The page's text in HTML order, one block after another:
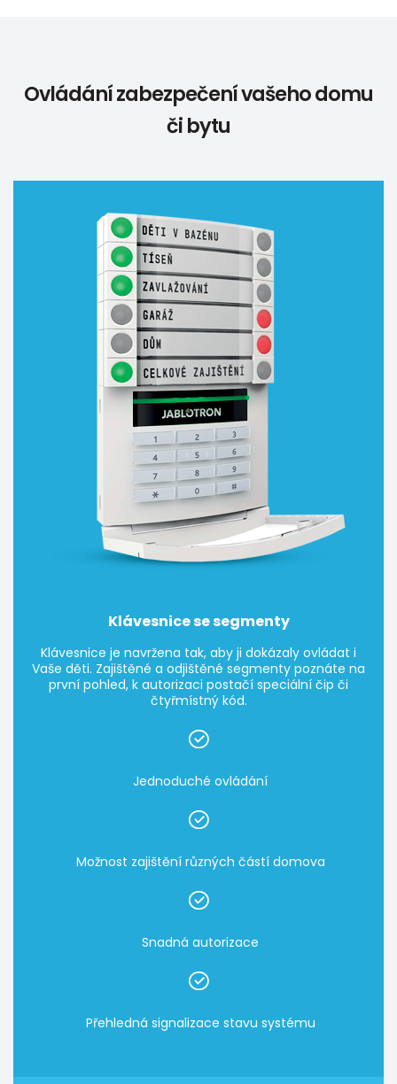
Ovládání zabezpečení vašeho domu
či bytu
Klávesnice se segmenty
Klávesnice je navržena tak, aby ji dokázaly ovládat i
Vaše děti. Zajištěné a odjištěné segmenty poznáte na
první pohled, k autorizaci postačí speciální čip či
čtyřmístný kód.
Jednoduché ovládání
Možnost zajištění různých částí domova
Snadná autorizace
Přehledná signalizace stavu systému